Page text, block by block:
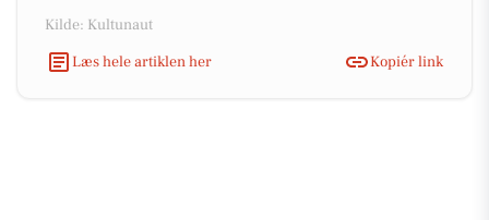
Kilde: Kultunaut
Læs hele artiklen her
Kopiér link